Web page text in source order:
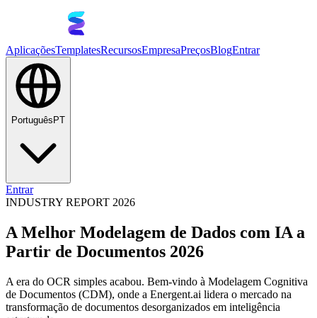
AplicaçõesTemplatesRecursosEmpresaPreçosBlogEntrar
Português PT
Entrar
INDUSTRY REPORT 2026
A Melhor Modelagem de Dados com IA a
Partir de Documentos 2026
A era do OCR simples acabou. Bem-vindo à Modelagem Cognitiva
de Documentos (CDM), onde a Energent.ai lidera o mercado na
transformação de documentos desorganizados em inteligência